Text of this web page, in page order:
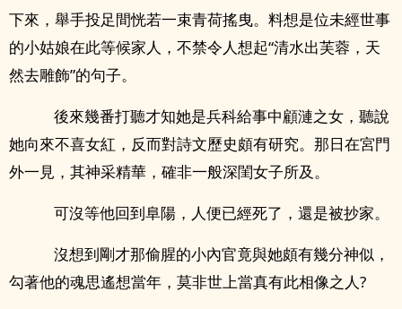
下來，舉手投足間恍若一束青荷搖曳。料想是位未經世事
的小姑娘在此等候家人，不禁令人想起“清水出芙蓉，天
然去雕飾”的句子。
後來幾番打聽才知她是兵科給事中顧漣之女，聽說
她向來不喜女紅，反而對詩文歷史頗有研究。那日在宮門
外一見，其神采精華，確非一般深閨女子所及。
可沒等他回到阜陽，人便已經死了，還是被抄家。
沒想到剛才那偷腥的小內官竟與她頗有幾分神似，
勾著他的魂思遙想當年，莫非世上當真有此相像之人?